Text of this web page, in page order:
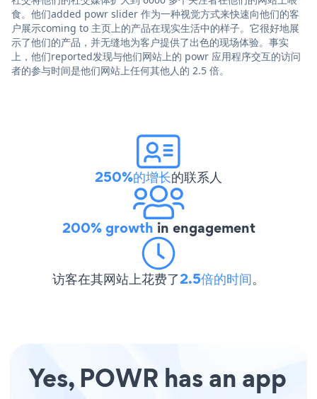
食。他们added powr slider 作为一种视觉方式来快速向他们的客
户展示coming to 主页上的产品在现实生活中的样子。它很好地展
示了他们的产品，并无缝地为客户提供了出色的现场体验。事实
上，他们reported发现与他们网站上的 powr 应用程序交互的访问
者的参与时间是他们网站上任何其他人的 2.5 倍。
250%的增长的联系人
200% growth in engagement
访客在其网站上花费了2.5倍的时间。
Yes, POWR has an app